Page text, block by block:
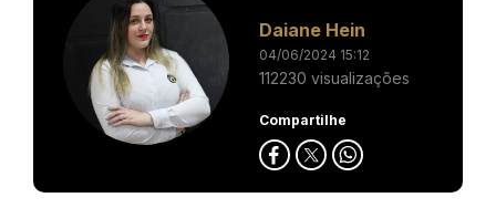
Daiane Hein
04/06/2024 15:12
112230 visualizações
Compartilhe